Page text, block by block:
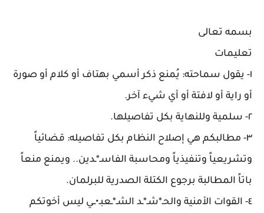
بسمه تعالى
تعليمات
١- يقول سماحته: يُمنع ذكر أسمي بهتاف أو كلام أو صورة
أو راية أو لافتة أو أي شيء آخر.
٢- سلمية وللنهاية بكل تفاصيلها.
٣- مطالبكم هي إصلاح النظام بكل تفاصيله: قضائياً
وتشريعياً وتنفيذياً ومحاسبة الفاسـ*ـدين.. ويمنع منعاً
باتاً المطالبة برجوع الكتلة الصدرية للبرلمان.
٤- القوات الأمنية والحـ*شـ*ـد الشـ*ـعبـ•ــي ليس أخوتكم